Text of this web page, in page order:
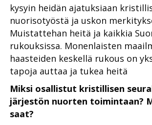
kysyin heidän ajatuksiaan
nuorisotyöstä ja uskon
Muistattehan heitä ja kaikkia
rukouksissa. Monenlaisten
haasteiden keskellä rukous on
tapoja auttaa ja tukea heitä
Miksi osallistut kristillisen
järjestön nuorten toimintaan?
saat?